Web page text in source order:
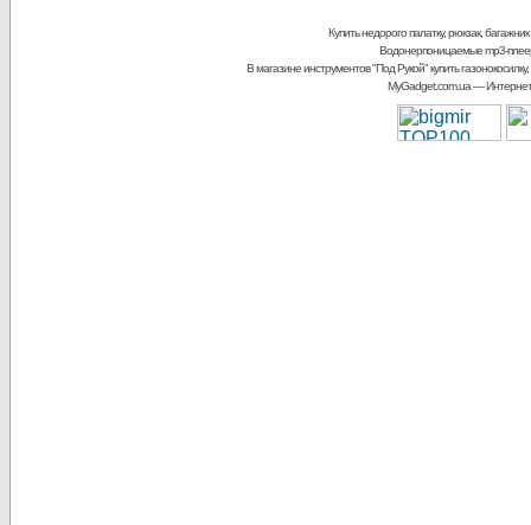
Купить недорого палатку, рюкзак, багажник
Водонерпоницаемые mp3-
В магазине инструментов "Под Рукой"купить
MyGadget.com.ua—